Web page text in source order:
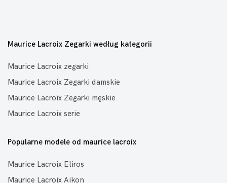
Maurice Lacroix Zegarki według kategorii
Maurice Lacroix zegarki
Maurice Lacroix Zegarki damskie
Maurice Lacroix Zegarki męskie
Maurice Lacroix serie
Popularne modele od maurice lacroix
Maurice Lacroix Eliros
Maurice Lacroix Aikon